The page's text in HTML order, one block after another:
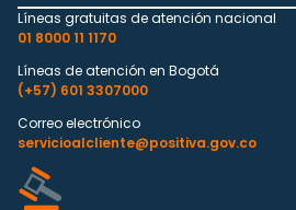
Líneas gratuitas de atención nacional
01 8000 11 1170
Líneas de atención en Bogotá
(+57) 601 3307000
Correo electrónico
servicioalcliente@positiva.gov.co